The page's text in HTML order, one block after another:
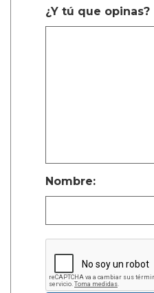
¿Y tú que opinas?
Nombre: